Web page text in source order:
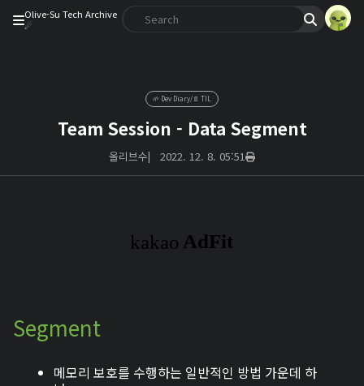
Olive-Su Tech Archive
☄︎
🌱 Dev Diary/📄 TIL
Team Session - Data Segment
올리브수| 2022. 12. 8. 05:51
Segment
메모리 보호를 수행하는 일반적인 방법 가운데 하